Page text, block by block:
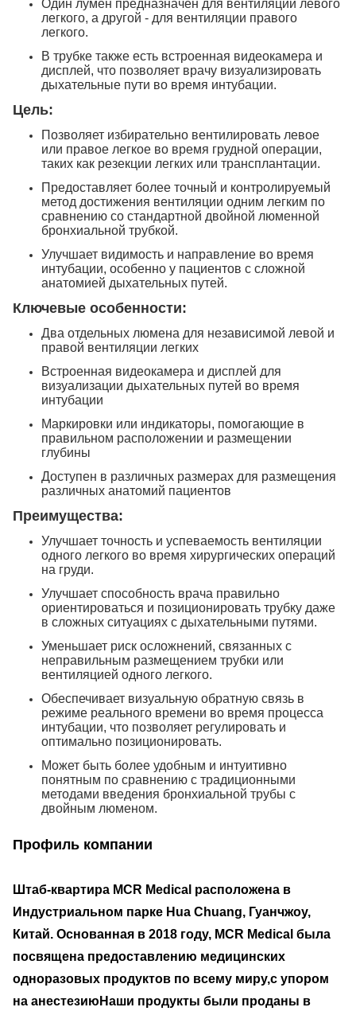
Один лумен предназначен для вентиляции левого
легкого, а другой - для вентиляции правого
легкого.
В трубке также есть встроенная видеокамера и
дисплей, что позволяет врачу визуализировать
дыхательные пути во время интубации.
Цель:
Позволяет избирательно вентилировать левое
или правое легкое во время грудной операции,
таких как резекции легких или трансплантации.
Предоставляет более точный и контролируемый
метод достижения вентиляции одним легким по
сравнению со стандартной двойной люменной
бронхиальной трубкой.
Улучшает видимость и направление во время
интубации, особенно у пациентов с сложной
анатомией дыхательных путей.
Ключевые особенности:
Два отдельных люмена для независимой левой и
правой вентиляции легких
Встроенная видеокамера и дисплей для
визуализации дыхательных путей во время
интубации
Маркировки или индикаторы, помогающие в
правильном расположении и размещении
глубины
Доступен в различных размерах для размещения
различных анатомий пациентов
Преимущества:
Улучшает точность и успеваемость вентиляции
одного легкого во время хирургических операций
на груди.
Улучшает способность врача правильно
ориентироваться и позиционировать трубку даже
в сложных ситуациях с дыхательными путями.
Уменьшает риск осложнений, связанных с
неправильным размещением трубки или
вентиляцией одного легкого.
Обеспечивает визуальную обратную связь в
режиме реального времени во время процесса
интубации, что позволяет регулировать и
оптимально позиционировать.
Может быть более удобным и интуитивно
понятным по сравнению с традиционными
методами введения бронхиальной трубы с
двойным люменом.
Профиль компании
Штаб-квартира MCR Medical расположена в
Индустриальном парке Hua Chuang, Гуанчжоу,
Китай. Основанная в 2018 году, MCR Medical была
посвящена предоставлению медицинских
одноразовых продуктов по всему миру,с упором
на анестезиюНаши продукты были проданы в